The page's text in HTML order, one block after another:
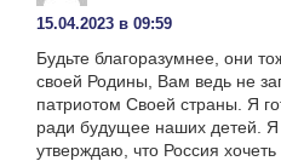
15.04.2023 в 09:59
Будьте благоразумнее, они
своей Родины, Вам ведь не
патриотом Своей страны. Я
ради будущее наших детей. Я
утверждаю, что Россия